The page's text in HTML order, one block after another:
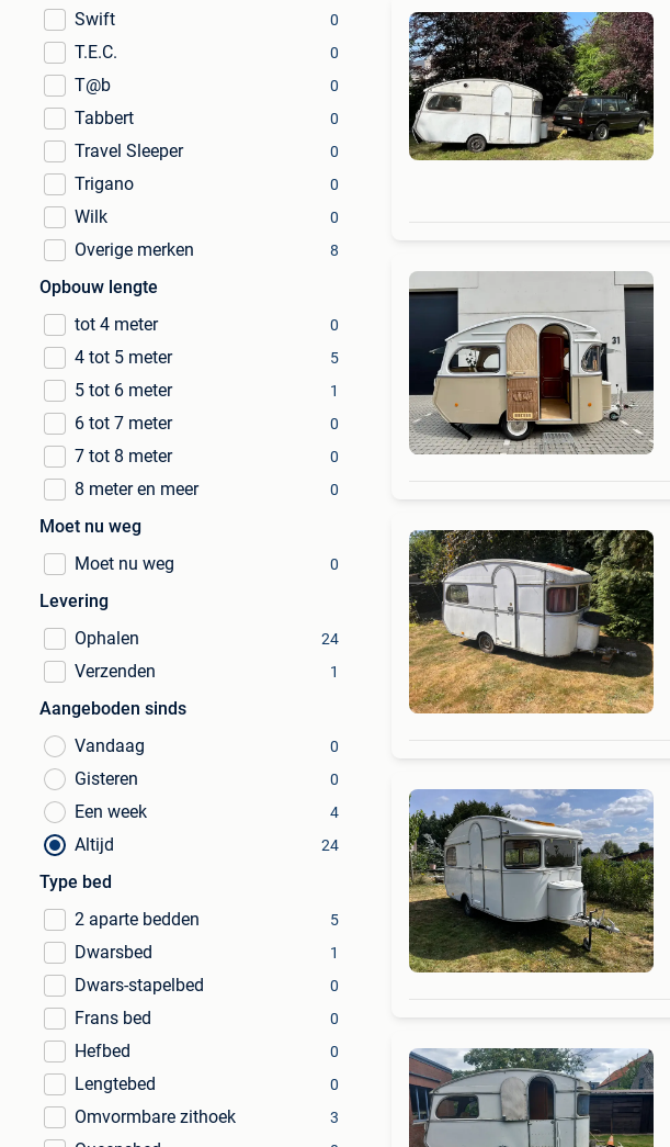
Swift 0
T.E.C. 0
T@b 0
Tabbert 0
Travel Sleeper 0
Trigano 0
Wilk 0
Overige merken 8
Opbouw lengte
tot 4 meter
0
4 tot 5 meter 5
5 tot 6 meter 1
6 tot 7 meter 0
7 tot 8 meter 0
8 meter en meer 0
Moet nu weg
Moet nu weg
0
Levering
Ophalen
24
Verzenden 1
Aangeboden sinds
Vandaag
0
Gisteren 0
Een week 4
Altijd 24
Type bed
2 aparte bedden
5
Dwarsbed 1
Dwars-stapelbed 0
Frans bed 0
Hefbed 0
Lengtebed 0
Omvormbare zithoek 3